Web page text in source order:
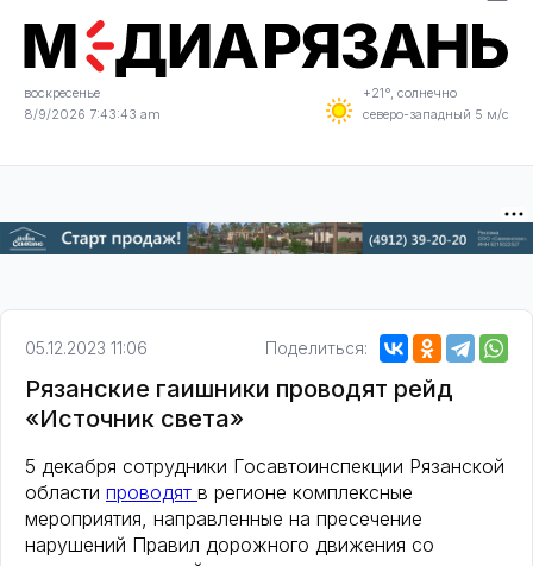
воскресенье
8/9/2026 7:43:43 am
+21°, солнечно
северо-западный 5 м/с
05.12.2023 11:06 Поделиться:
Рязанские гаишники проводят рейд
«Источник света»
5 декабря сотрудники Госавтоинспекции Рязанской
области проводят в регионе комплексные
мероприятия, направленные на пресечение
нарушений Правил дорожного движения со